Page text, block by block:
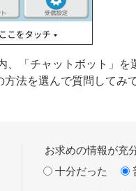
、「チャットボット」
法を選んで質問してみ
お求めの情報が充
十分だった